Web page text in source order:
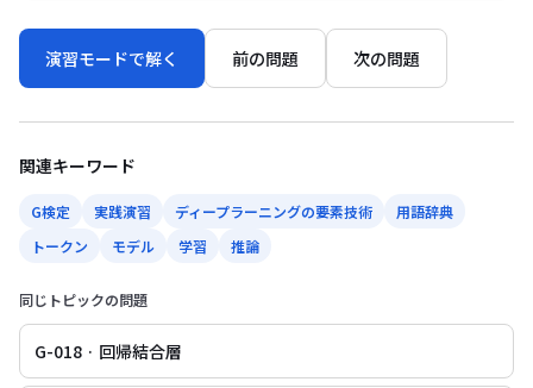
演習モードで解く 前の問題 次の問題
関連キーワード
G検定 実践演習 ディープラーニングの要素技術
用語辞典
トークン
モデル 学習 推論
同じトピックの問題
G-018 · 回帰結合層